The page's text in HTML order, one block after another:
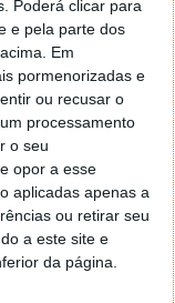
Poderá clicar para
e pela parte dos
Em
pormenorizadas e
ou recusar o
processamento
o seu
opor a esse
aplicadas apenas a
ou retirar seu
a este site e
da página.